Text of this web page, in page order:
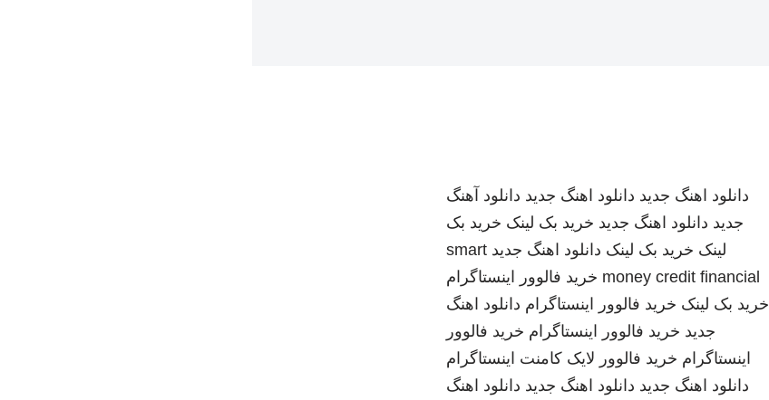
دانلود اهنگ جدید دانلود اهنگ جدید دانلود آهنگ
جدید دانلود اهنگ جدید خرید بک لینک خرید بک
لینک خرید بک لینک دانلود اهنگ جدید smart
money credit financial خرید فالوور اینستاگرام
خرید بک لینک خرید فالوور اینستاگرام دانلود اهنگ
جدید خرید فالوور اینستاگرام خرید فالوور
اینستاگرام خرید فالوور لایک کامنت اینستاگرام
دانلود اهنگ جدید دانلود اهنگ جدید دانلود اهنگ